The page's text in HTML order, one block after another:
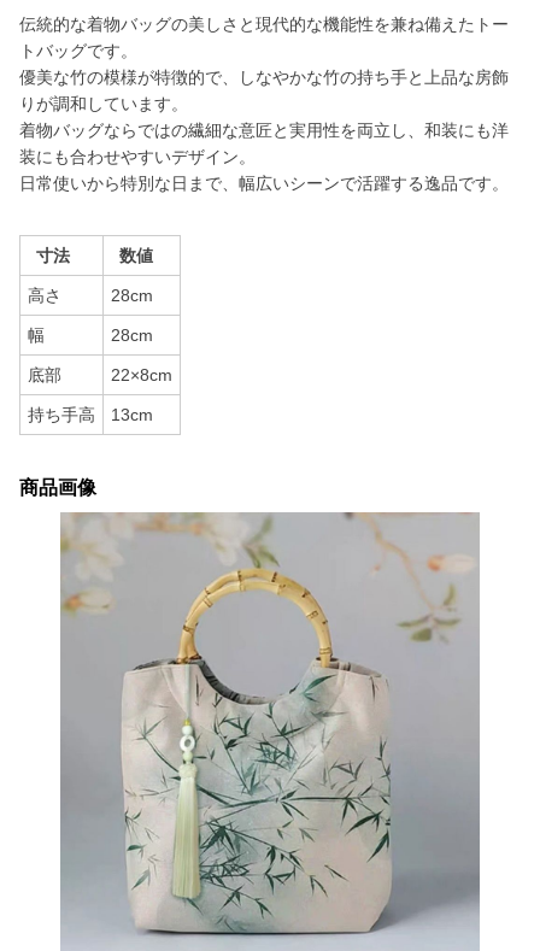
伝統的な着物バッグの美しさと現代的な機能性を兼ね備えたトー
トバッグです。
優美な竹の模様が特徴的で、しなやかな竹の持ち手と上品な房飾
りが調和しています。
着物バッグならではの繊細な意匠と実用性を両立し、和装にも洋
装にも合わせやすいデザイン。
日常使いから特別な日まで、幅広いシーンで活躍する逸品です。
寸法 数値
高さ 28cm
幅 28cm
底部 22×8cm
持ち手高 13cm
商品画像